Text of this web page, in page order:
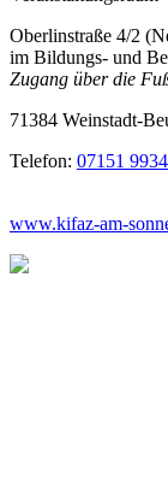
Oberlinstraße 4/2
im Bildungs- und
Zugang über die
71384 Weinstadt-
Telefon: 07151
www.kifaz-am-